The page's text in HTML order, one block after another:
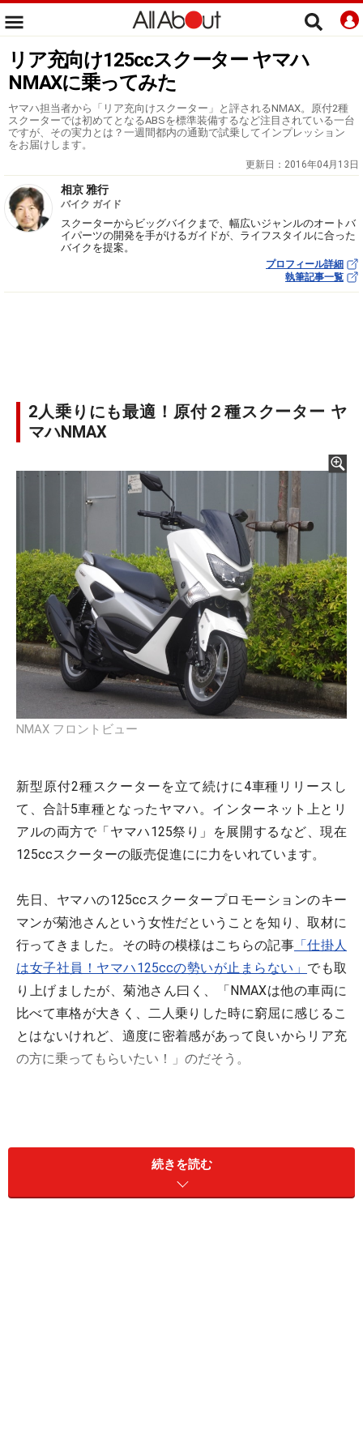
リア充向け125ccスクーター ヤマハ
NMAXに乗ってみた
ヤマハ担当者から「リア充向けスクーター」と評されるNMAX。原付2種
スクーターでは初めてとなるABSを標準装備するなど注目されている一台
ですが、その実力とは？一週間都内の通勤で試乗してインプレッション
をお届けします。
更新日： 2016年04月13日
相京 雅行
バイク ガイド
スクーターからビッグバイクまで、幅広いジャンルのオートバ
イパーツの開発を手がけるガイドが、ライフスタイルに合った
バイクを提案。
プロフィール詳細
執筆記事一覧
2人乗りにも最適！原付２種スクーター ヤ
マハNMAX
NMAX フロントビュー
新型原付2種スクーターを立て続けに4車種リリースし
て、合計5車種となったヤマハ。インターネット上とリ
アルの両方で「ヤマハ125祭り」を展開するなど、現在
125ccスクーターの販売促進にに力をいれています。
先日、ヤマハの125ccスクータープロモーションのキー
マンが菊池さんという女性だということを知り、取材に
行ってきました。その時の模様はこちらの記事 「仕掛人
は女子社員！ヤマハ125ccの勢いが止まらない」 でも取
り上げましたが、菊池さん曰く、「NMAXは他の車両に
比べて車格が大きく、二人乗りした時に窮屈に感じるこ
とはないけれど、適度に密着感があって良いからリア充
の方に乗ってもらいたい！」のだそう。
続きを読む